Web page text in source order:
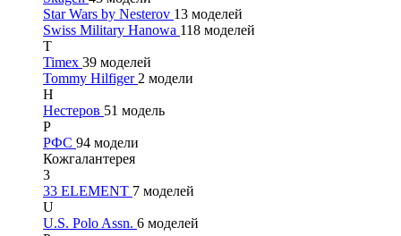
Star Wars by Nesterov 13 моделей
Swiss Military Hanowa 118 моделей
T
Timex 39 моделей
Tommy Hilfiger 2 модели
Н
Нестеров 51 модель
Р
РФС 94 модели
Кожгалантерея
3
33 ELEMENT 7 моделей
U
U.S. Polo Assn. 6 моделей